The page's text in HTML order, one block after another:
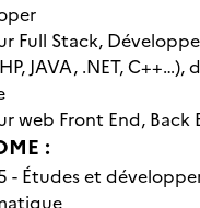
Full Stack,
JAVA, .NET,
web Front End, Back
:
- Études et